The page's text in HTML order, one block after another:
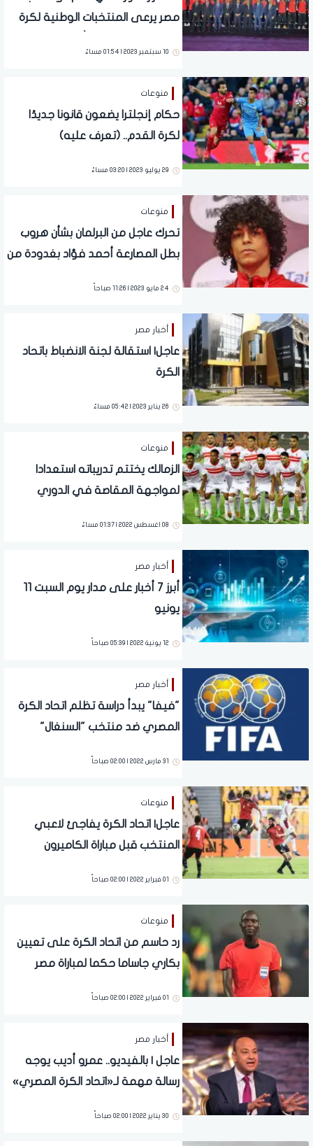
مصر يرعى المنتخبات الوطنية لكرة
10 سبتمبر 2023 | 01:54 مساءً
منوعات
حكام إنجلترا يضعون قانونا جديدًا
لكرة القدم.. (تعرف عليه)
29 يوليو 2023 | 03:20 مساءً
منوعات
تحرك عاجل من البرلمان بشأن هروب
بطل المصارعة أحمد فؤاد بغدودة من
24 مايو 2023 | 11:26 صباحاً
أخبار مصر
عاجل| استقالة لجنة الانضباط باتحاد
الكرة
26 يناير 2023 | 05:42 مساءً
منوعات
الزمالك يختتم تدريباته استعدادا
لمواجهة المقاصة في الدوري
08 اغسطس 2022 | 01:37 مساءً
أخبار مصر
أبرز 7 أخبار على مدار يوم السبت 11
يونيو
12 يونية 2022 | 05:39 صباحاً
أخبار مصر
"فيفا" يبدأ دراسة تظلم اتحاد الكرة
المصري ضد منتخب "السنغال"
31 مارس 2022 | 02:00 صباحاً
منوعات
عاجل| اتحاد الكرة يفاجئ لاعبي
المنتخب قبل مباراة الكاميرون
01 فبراير 2022 | 02:00 صباحاً
منوعات
رد حاسم من اتحاد الكرة على تعيين
بكاري جاساما حكما لمباراة مصر
01 فبراير 2022 | 02:00 صباحاً
أخبار مصر
عاجل | بالفيديو.. عمرو أديب يوجه
رسالة مهمة لـ«اتحاد الكرة المصري»
30 يناير 2022 | 02:00 صباحاً